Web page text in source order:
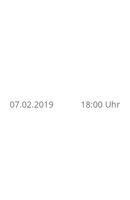
07.02.2019 18:00 Uhr